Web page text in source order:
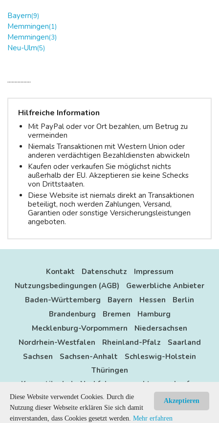
Bayern(9)
Memmingen(1)
Memmingen(3)
Neu-Ulm(5)
................
Hilfreiche Information
Mit PayPal oder vor Ort bezahlen, um Betrug zu
vermeinden
Niemals Transaktionen mit Western Union oder
anderen verdächtigen Bezahldiensten abwickeln
Kaufen oder verkaufen Sie möglichst nichts
außerhalb der EU. Akzeptieren sie keine Schecks
von Drittstaaten.
Diese Website ist niemals direkt an Transaktionen
beteiligt, noch werden Zahlungen, Versand,
Garantien oder sonstige Versicherungsleistungen
angeboten.
Kontakt Datenschutz
Impressum
Nutzungsbedingungen (AGB)
Gewerbliche Anbieter
Baden-Württemberg
Bayern Hessen
Berlin
Brandenburg
Bremen
Hamburg
Mecklenburg-Vorpommern
Niedersachsen
Nordrhein-Westfalen
Rheinland-Pfalz
Saarland
Sachsen
Sachsen-Anhalt
Schleswig-Holstein
Thüringen
Kosmetikschule Nachfolger gesucht zu verkaufen
Anzeigen
location sitemap categories
Powered byKleinanzeigen kostenlos aufgebenNails Spa - -
Akzeptieren
Diese Website verwendet Cookies. Durch die
Nutzung dieser Webseite erklären Sie sich damit
einverstanden, dass Cookies gesetzt werden. Mehr erfahren